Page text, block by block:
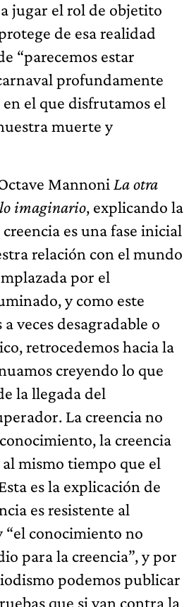
jugar el rol de objetito
de esa realidad
“parecemos estar
profundamente
el que disfrutamos el
muerte y
Mannoni La otra
lo imaginario, explicando la
creencia es una fase inicial
relación con el mundo
por el
y como este
veces desagradable o
retrocedemos hacia la
creyendo lo que
la llegada del
La creencia no
la creencia
mismo tiempo que el
es la explicación de
es resistente al
“el conocimiento no
para la creencia”, y por
podemos publicar
que si van contra la